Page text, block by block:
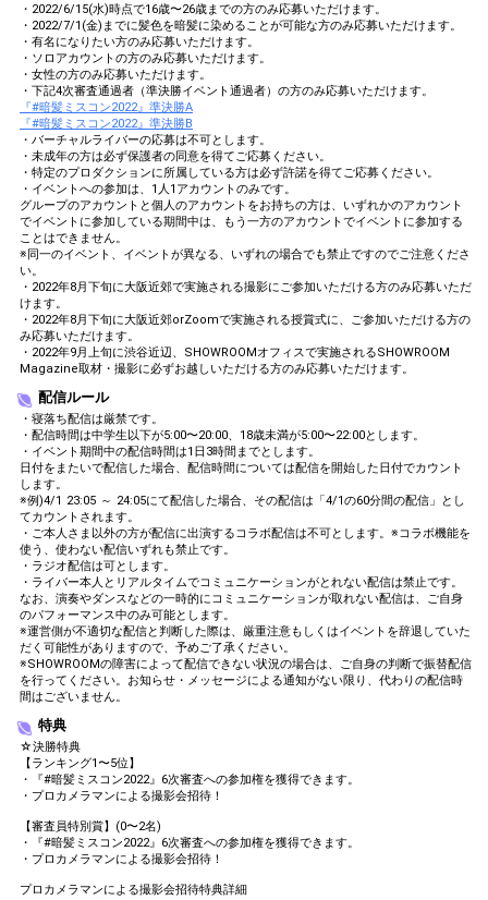
・2022/6/15(水)時点で16歳〜26歳までの方のみ応募いただけます。
・2022/7/1(金)までに髪色を暗髪に染めることが可能な方のみ応募いただけます。
・有名になりたい方のみ応募いただけます。
・ソロアカウントの方のみ応募いただけます。
・女性の方のみ応募いただけます。
・下記4次審査通過者（準決勝イベント通過者）の方のみ応募いただけます。
『#暗髪ミスコン2022』準決勝A
『#暗髪ミスコン2022』準決勝B
・バーチャルライバーの応募は不可とします。
・未成年の方は必ず保護者の同意を得てご応募ください。
・特定のプロダクションに所属している方は必ず許諾を得てご応募ください。
・イベントへの参加は、1人1アカウントのみです。
グループのアカウントと個人のアカウントをお持ちの方は、いずれかのアカウント
でイベントに参加している期間中は、もう一方のアカウントでイベントに参加する
ことはできません。
※同一のイベント、イベントが異なる、いずれの場合でも禁止ですのでご注意くださ
い。
・2022年8月下旬に大阪近郊で実施される撮影にご参加いただける方のみ応募いただ
けます。
・2022年8月下旬に大阪近郊orZoomで実施される授賞式に、ご参加いただける方の
み応募いただけます。
・2022年9月上旬に渋谷近辺、SHOWROOMオフィスで実施されるSHOWROOM
Magazine取材・撮影に必ずお越しいただける方のみ応募いただけます。
配信ルール
・寝落ち配信は厳禁です。
・配信時間は中学生以下が5:00〜20:00、18歳未満が5:00〜22:00とします。
・イベント期間中の配信時間は1日3時間までとします。
日付をまたいで配信した場合、配信時間については配信を開始した日付でカウント
します。
※例)4/1 23:05 ～ 24:05にて配信した場合、その配信は「4/1の60分間の配信」とし
てカウントされます。
・ご本人さま以外の方が配信に出演するコラボ配信は不可とします。※コラボ機能を
使う、使わない配信いずれも禁止です。
・ラジオ配信は可とします。
・ライバー本人とリアルタイムでコミュニケーションがとれない配信は禁止です。
なお、演奏やダンスなどの一時的にコミュニケーションが取れない配信は、ご自身
のパフォーマンス中のみ可能とします。
※運営側が不適切な配信と判断した際は、厳重注意もしくはイベントを辞退していた
だく可能性がありますので、予めご了承ください。
※SHOWROOMの障害によって配信できない状況の場合は、ご自身の判断で振替配信
を行ってください。お知らせ・メッセージによる通知がない限り、代わりの配信時
間はございません。
特典
☆決勝特典
【ランキング1〜5位】
・『#暗髪ミスコン2022』6次審査への参加権を獲得できます。
・プロカメラマンによる撮影会招待！
【審査員特別賞】(0〜2名)
・『#暗髪ミスコン2022』6次審査への参加権を獲得できます。
・プロカメラマンによる撮影会招待！
プロカメラマンによる撮影会招待特典詳細